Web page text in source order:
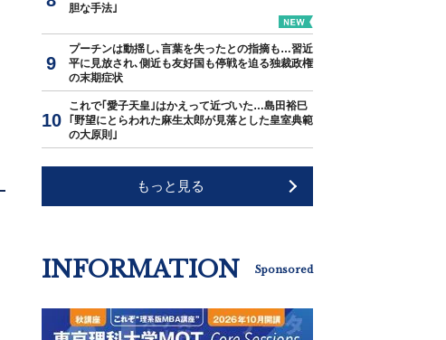
胆な手法｣
プーチンは動揺し､言葉を失ったとの指摘も…習近
平に見放され､側近も友好国も停戦を迫る独裁政権
の末期症状
これで｢愛子天皇｣はかえって近づいた…島田裕巳
｢野望にとらわれた麻生太郎が見落とした皇室典範
の大原則｣
もっと見る
INFORMATION Sponsored